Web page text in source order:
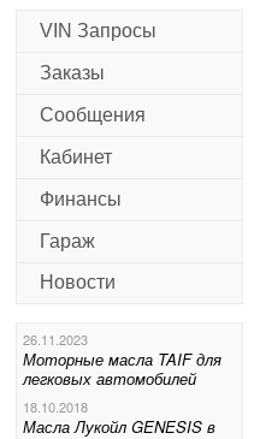
VIN Запросы
Заказы
Сообщения
Кабинет
Финансы
Гараж
Новости
26.11.2023
Моторные масла TAIF для
легковых автомобилей
18.10.2018
Масла Лукойл GENESIS в